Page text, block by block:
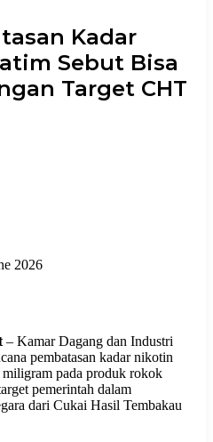
Kadar
Sebut Bisa
Target CHT
2026
– Kamar Dagang dan Industri
pembatasan kadar nikotin
pada produk rokok
pemerintah dalam
dari Cukai Hasil Tembakau